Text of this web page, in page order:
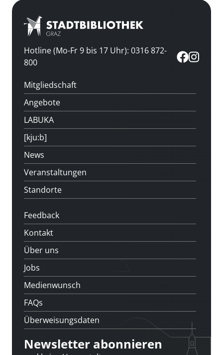
Hotline (Mo-Fr 9 bis 17 Uhr): 0316 872-
800
Mitgliedschaft
Angebote
LABUKA
[kju:b]
News
Veranstaltungen
Standorte
Feedback
Kontakt
Über uns
Jobs
Medienwunsch
FAQs
Überweisungsdaten
Newsletter abonnieren